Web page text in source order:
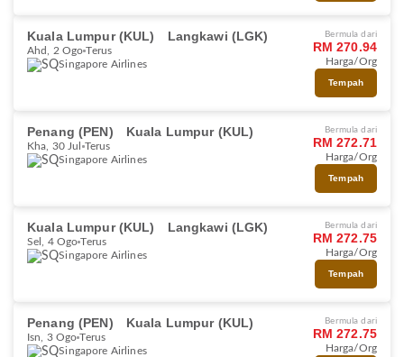
Kuala Lumpur (KUL) Langkawi (LGK)
Ahd, 2 Ogo Terus
Singapore Airlines
Bermula dari
RM 270.94
Harga/Org
Tempah
Penang (PEN) Kuala Lumpur (KUL)
Kha, 30 Jul
Terus
Singapore Airlines
Bermula dari
RM 272.71
Harga/Org
Tempah
Kuala Lumpur (KUL) Langkawi (LGK)
Sel, 4 Ogo Terus
Singapore Airlines
Bermula dari
RM 272.75
Harga/Org
Tempah
Penang (PEN) Kuala Lumpur (KUL)
Isn, 3 Ogo Terus
Singapore Airlines
Bermula dari
RM 272.75
Harga/Org